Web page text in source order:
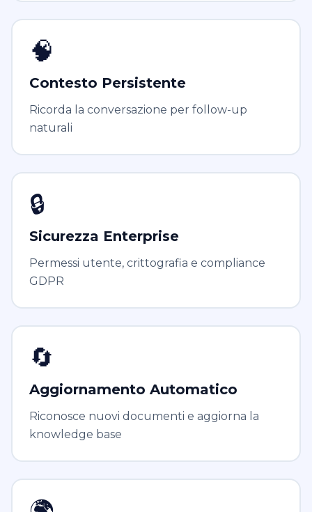
🧠
Contesto Persistente
Ricorda la conversazione per follow-up
naturali
🔒
Sicurezza Enterprise
Permessi utente, crittografia e compliance
GDPR
🔄
Aggiornamento Automatico
Riconosce nuovi documenti e aggiorna la
knowledge base